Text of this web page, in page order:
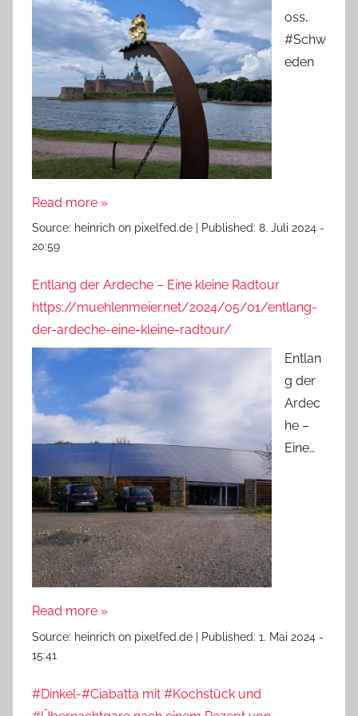
oss,
#Schw
eden
Read more »
Source: heinrich on pixelfed.de Published: 8. Juli 2024 -
20:59
Entlang der Ardeche – Eine kleine Radtour
https://muehlenmeier.net/2024/05/01/entlang-
der-ardeche-eine-kleine-radtour/
Entlan
g der
Ardec
he –
Eine…
Read more »
Source: heinrich on pixelfed.de Published: 1. Mai 2024 -
15:41
#Dinkel-#Ciabatta mit #Kochstück und